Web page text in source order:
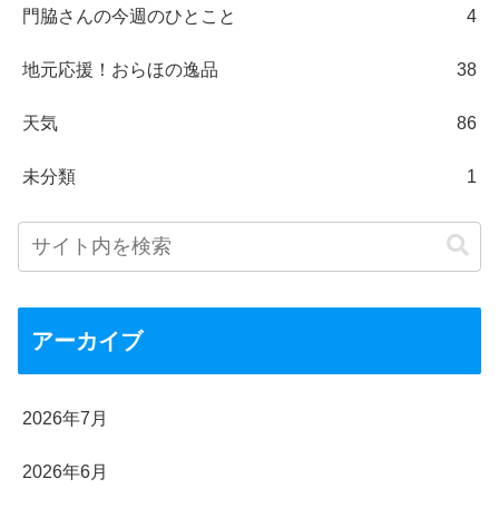
門脇さんの今週のひとこと 4
地元応援！おらほの逸品 38
天気 86
未分類 1
アーカイブ
2026年7月
2026年6月